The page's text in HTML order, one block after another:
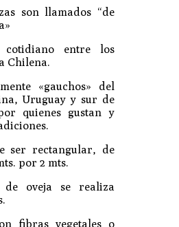
son llamados “de
cotidiano entre los
Chilena.
«gauchos» del
Uruguay y sur de
quienes gustan y
ser rectangular, de
por 2 mts.
oveja se realiza
fibras vegetales o